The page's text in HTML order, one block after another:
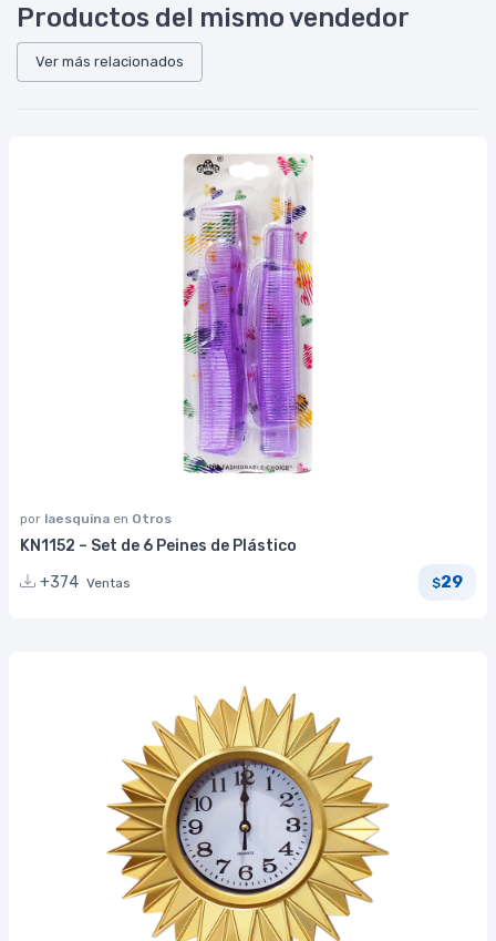
Productos del mismo vendedor
Ver más relacionados
por laesquina en Otros
KN1152 – Set de 6 Peines de Plástico
+374 Ventas $29